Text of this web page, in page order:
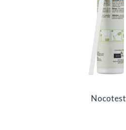
Nocotest